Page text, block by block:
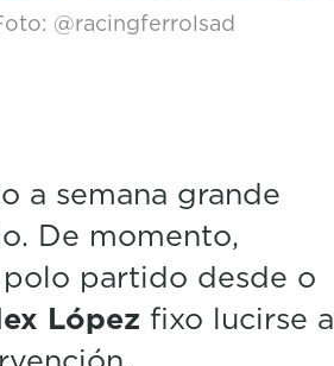
@racingferrolsad
a semana grande
De momento,
partido desde o
López fixo lucirse a